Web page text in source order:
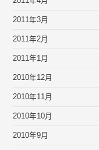
2011年3月
2011年2月
2011年1月
2010年12月
2010年11月
2010年10月
2010年9月